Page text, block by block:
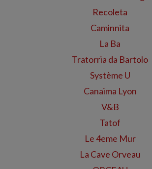
Recoleta
Caminnita
La Ba
Tratorria da Bartolo
Système U
Canaima Lyon
V&B
Tatof
Le 4eme Mur
La Cave Orveau